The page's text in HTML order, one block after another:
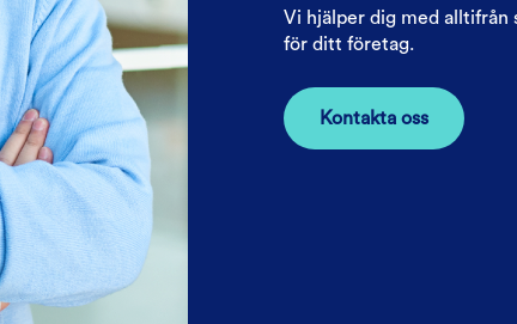
Vi hjälper dig med alltifrån
för ditt företag.
Kontakta oss